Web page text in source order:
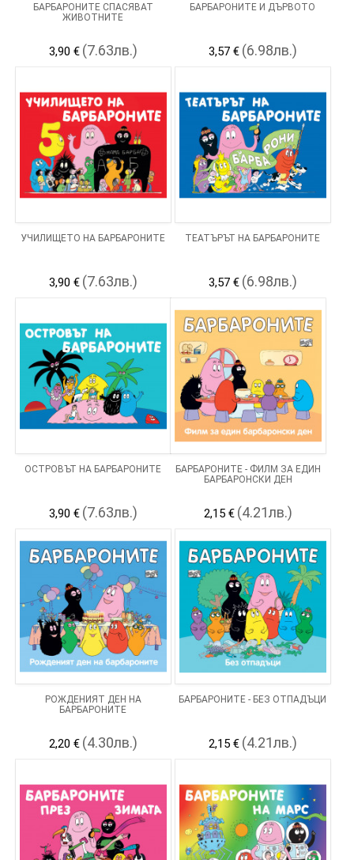
БАРБАРОНИТЕ СПАСЯВАТ
ЖИВОТНИТЕ
3,90 € (7.63лв.)
БАРБАРОНИТЕ И ДЪРВОТО
3,57 € (6.98лв.)
УЧИЛИЩЕТО НА БАРБАРОНИТЕ
3,90 € (7.63лв.)
ТЕАТЪРЪТ НА БАРБАРОНИТЕ
3,57 € (6.98лв.)
ОСТРОВЪТ НА БАРБАРОНИТЕ
3,90 € (7.63лв.)
БАРБАРОНИТЕ - ФИЛМ ЗА ЕДИН
БАРБАРОНСКИ ДЕН
2,15 € (4.21лв.)
РОЖДЕНИЯТ ДЕН НА
БАРБАРОНИТЕ
2,20 € (4.30лв.)
БАРБАРОНИТЕ - БЕЗ ОТПАДЪЦИ
2,15 € (4.21лв.)